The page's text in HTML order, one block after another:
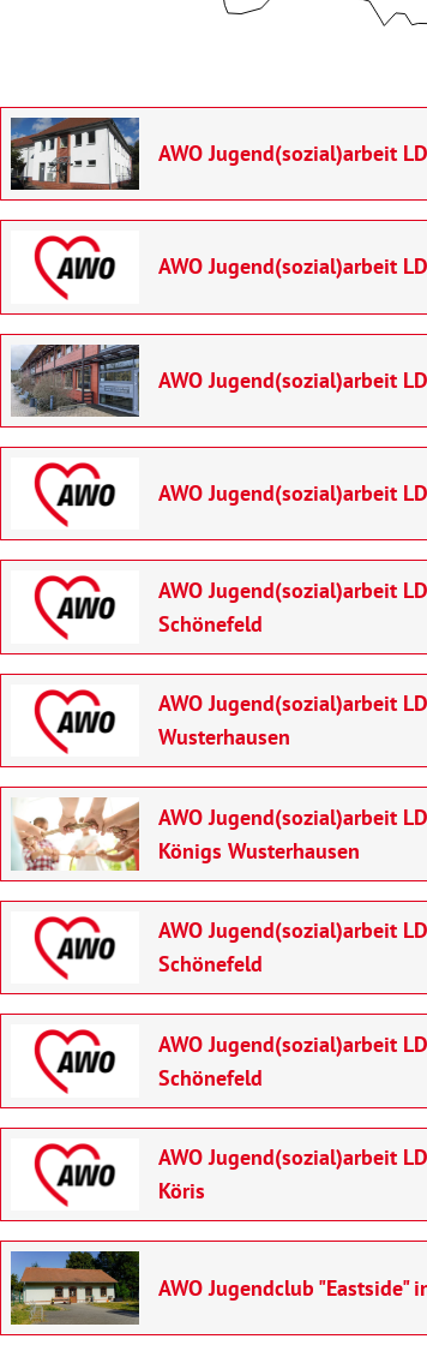
AWO Jugend(sozial)arbeit
AWO Jugend(sozial)arbeit
AWO Jugend(sozial)arbeit
AWO Jugend(sozial)arbeit
AWO Jugend(sozial)arbeit
Schönefeld
AWO Jugend(sozial)arbeit
Wusterhausen
AWO Jugend(sozial)arbeit
Königs Wusterhausen
AWO Jugend(sozial)arbeit
Schönefeld
AWO Jugend(sozial)arbeit
Schönefeld
AWO Jugend(sozial)arbeit
Köris
AWO Jugendclub "Eastside"